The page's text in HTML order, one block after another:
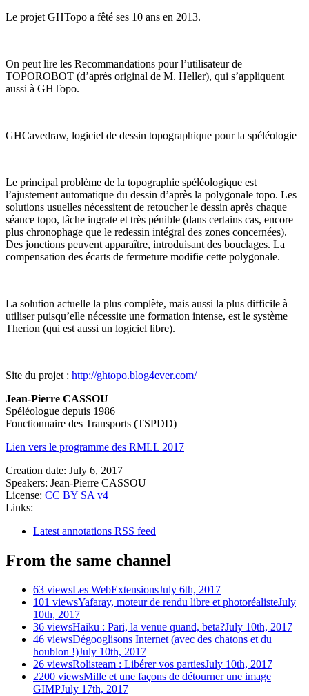
Le projet GHTopo a fêté ses 10 ans en 2013.
On peut lire les Recommandations pour l’utilisateur de
TOPOROBOT (d’après original de M. Heller), qui s’appliquent
aussi à GHTopo.
GHCavedraw, logiciel de dessin topographique pour la spéléologie
Le principal problème de la topographie spéléologique est
l’ajustement automatique du dessin d’après la polygonale topo. Les
solutions usuelles nécessitent de retoucher le dessin après chaque
séance topo, tâche ingrate et très pénible (dans certains cas, encore
plus chronophage que le redessin intégral des zones concernées).
Des jonctions peuvent apparaître, introduisant des bouclages. La
compensation des écarts de fermeture modifie cette polygonale.
La solution actuelle la plus complète, mais aussi la plus difficile à
utiliser puisqu’elle nécessite une formation intense, est le système
Therion (qui est aussi un logiciel libre).
Site du projet : http://ghtopo.blog4ever.com/
Jean-Pierre CASSOU
Spéléologue depuis 1986
Fonctionnaire des Transports (TSPDD)
Lien vers le programme des RMLL 2017
Creation date: July 6, 2017
Speakers: Jean-Pierre CASSOU
License: CC BY SA v4
Links:
Latest annotations RSS feed
From the same channel
63 viewsLes WebExtensionsJuly 6th, 2017
101 viewsYafaray, moteur de rendu libre et photoréalisteJuly
10th, 2017
36 viewsHaiku : Pari, la venue quand, beta?July 10th, 2017
46 viewsDégooglisons Internet (avec des chatons et du
houblon !)July 10th, 2017
26 viewsRolisteam : Libérer vos partiesJuly 10th, 2017
2200 viewsMille et une façons de détourner une image
GIMPJuly 17th, 2017